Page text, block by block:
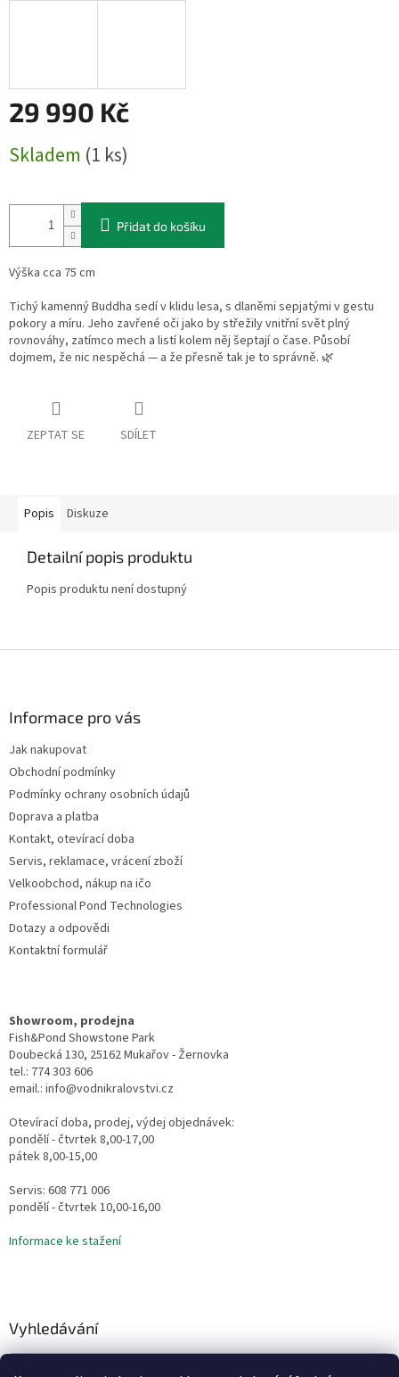
29 990 Kč
cena:
Skladem (1 ks)
Přidat do košíku
Výška cca 75 cm
Tichý kamenný Buddha sedí v klidu lesa, s dlaněmi sepjatými v gestu
pokory a míru. Jeho zavřené oči jako by střežily vnitřní svět plný
rovnováhy, zatímco mech a listí kolem něj šeptají o čase. Působí
dojmem, že nic nespěchá — a že přesně tak je to správně. 🌿
ZEPTAT SE SDÍLET
Popis Diskuze
Detailní popis produktu
Popis produktu není dostupný
Informace pro vás
Jak nakupovat
Obchodní podmínky
Podmínky ochrany osobních údajů
Doprava a platba
Kontakt, otevírací doba
Servis, reklamace, vrácení zboží
Velkoobchod, nákup na ičo
Professional Pond Technologies
Dotazy a odpovědi
Kontaktní formulář
Showroom, prodejna
Fish&Pond Showstone Park
Doubecká 130, 25162 Mukařov - Žernovka
tel.: 774 303 606
email.: info@vodnikralovstvi.cz
Otevírací doba, prodej, výdej objednávek:
pondělí - čtvrtek 8,00-17,00
pátek 8,00-15,00
Servis: 608 771 006
pondělí - čtvrtek 10,00-16,00
Informace ke stažení
Vyhledávání
HLEDAT